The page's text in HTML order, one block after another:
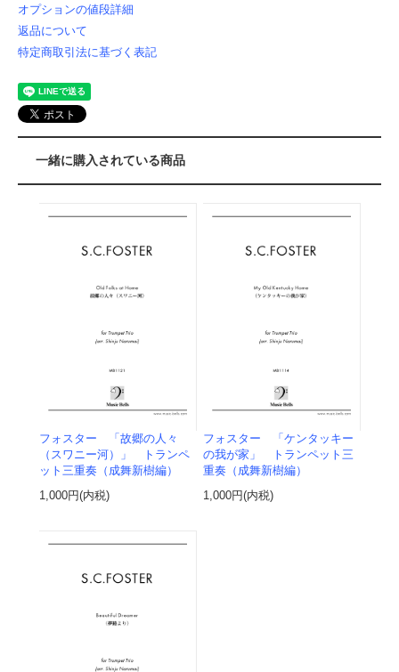
オプションの値段詳細
返品について
特定商取引法に基づく表記
一緒に購入されている商品
フォスター 「故郷の人々
（スワニー河）」 トランペ
ット三重奏（成舞新樹編）
1,000円(内税)
フォスター 「ケンタッキー
の我が家」 トランペット三
重奏（成舞新樹編）
1,000円(内税)